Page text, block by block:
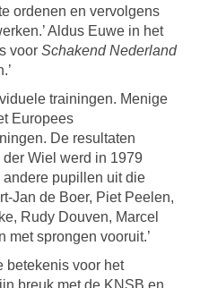
ordenen en vervolgens
Aldus Euwe in het
voor Schakend Nederland
trainingen. Menige
Europees
De resultaten
Wiel werd in 1979
pupillen uit die
Jan de Boer, Piet Peelen,
Rudy Douven, Marcel
met sprongen vooruit.’
betekenis voor het
breuk met de KNSB en